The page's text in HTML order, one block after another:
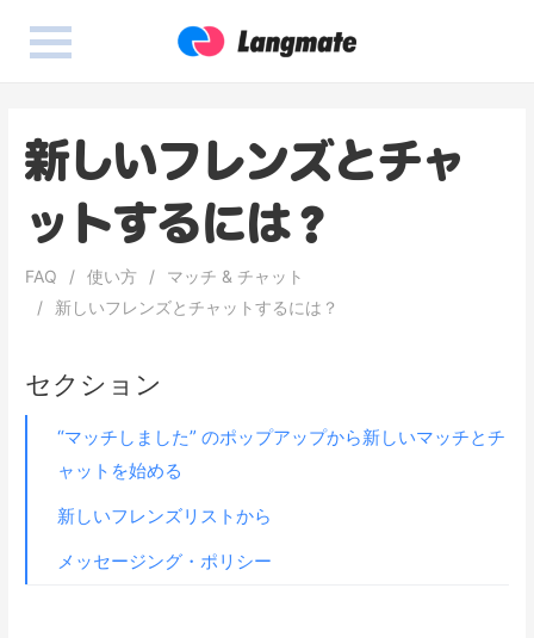
新しいフレンズとチャ
ットするには？
FAQ 使い方
マッチ & チャット
新しいフレンズとチャットするには？
セクション
“マッチしました” のポップアップから新しいマッチとチ
ャットを始める
新しいフレンズリストから
メッセージング・ポリシー